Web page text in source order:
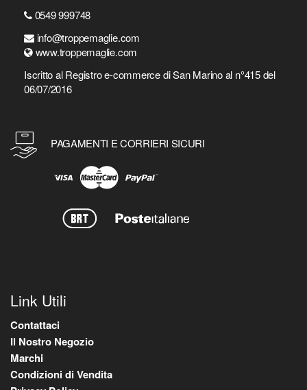
0549 999748
info@troppemaglie.com
www.troppemaglie.com
Iscritto al Registro e-commerce di San Marino al n°415 del
06/07/2016
PAGAMENTI E CORRIERI SICURI
Link Utili
Contattaci
Il Nostro Negozio
Marchi
Condizioni di Vendita